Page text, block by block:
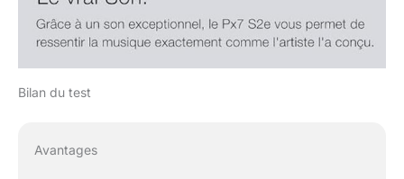
Bilan du test
Avantages